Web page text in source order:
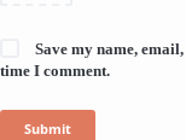
Save my name,
time I comment.
Submit